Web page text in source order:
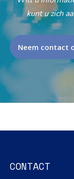
kunt u zich
Neem contact
CONTACT